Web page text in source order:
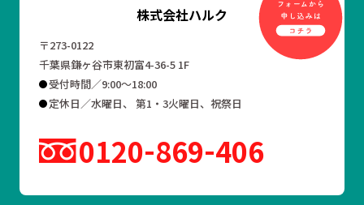
株式会社ハルク
〒273-0122
千葉県鎌ヶ谷市東初富4-36-5 1F
受付時間／9:00～18:00
定休日／水曜日、 第1・3火曜日、祝祭日
0120 869 406